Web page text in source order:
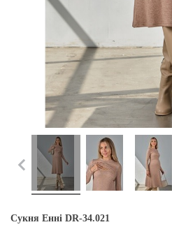
Сукня Енні DR-34.021